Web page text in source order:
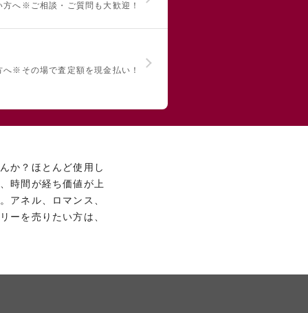
方へ ※ご相談・ご質問も大歓迎！
へ※その場で査定額を現金払い！
か？ほとんど使用し
時間が経ち価値が上
アネル、ロマンス、
ーを売りたい方は、